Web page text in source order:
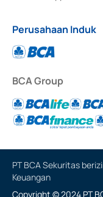
Perusahaan Induk
BCA Group
PT BCA Sekuritas
Keuangan
Copyright © 2024 PT